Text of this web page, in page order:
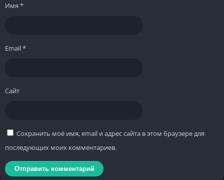
Имя *
Email*
Сайт
Сохранить моё имя, email и адрес сайта в этом браузере для
последующих моих комментариев.